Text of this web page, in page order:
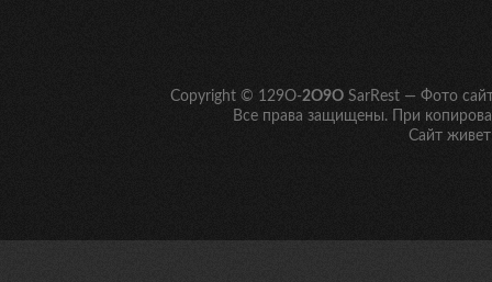
Copyright © 129O-2O9O SarRest — Фото
Все права защищены. При
Сайт живет